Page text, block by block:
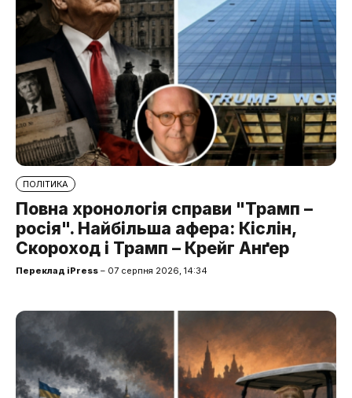
ПОЛІТИКА
Повна хронологія справи "Трамп –
росія". Найбільша афера: Кіслін,
Скороход і Трамп – Крейг Анґер
Переклад iPress – 07 серпня 2026, 14:34